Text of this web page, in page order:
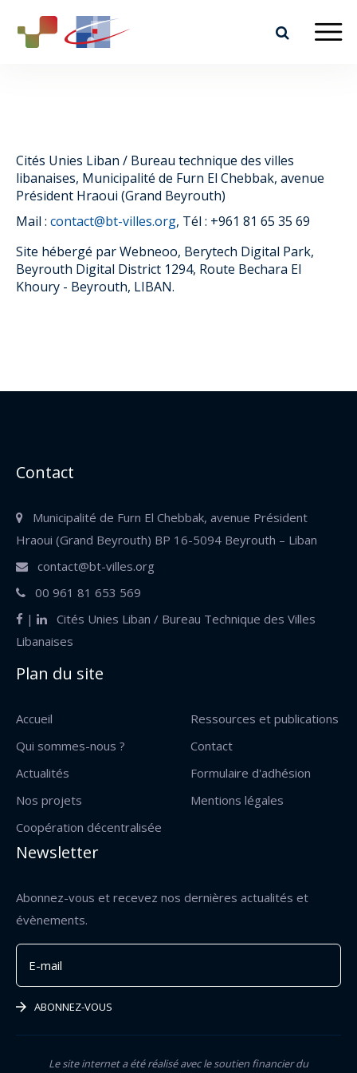
Cités Unies Liban / Bureau technique des villes
libanaises, Municipalité de Furn El Chebbak, avenue
Président Hraoui (Grand Beyrouth)
Mail : contact@bt-villes.org, Tél : +961 81 65 35 69
Site hébergé par Webneoo, Berytech Digital Park,
Beyrouth Digital District 1294, Route Bechara El
Khoury - Beyrouth, LIBAN.
Contact
Municipalité de Furn El Chebbak, avenue Président
Hraoui (Grand Beyrouth) BP 16-5094 Beyrouth – Liban
contact@bt-villes.org
00 961 81 653 569
|
Cités Unies Liban / Bureau Technique des Villes
Libanaises
Plan du site
Accueil
Qui sommes-nous ?
Actualités
Nos projets
Coopération décentralisée
Ressources et publications
Contact
Formulaire d'adhésion
Mentions légales
Newsletter
Abonnez-vous et recevez nos dernières actualités et
évènements.
ABONNEZ-VOUS
Le site internet a été réalisé avec le soutien financier du